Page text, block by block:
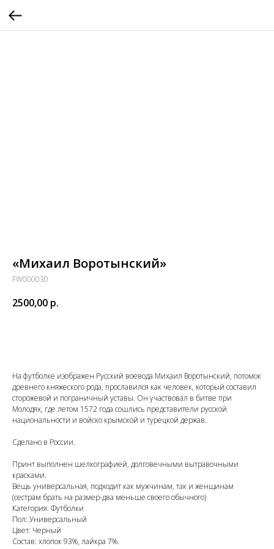
«Михаил Воротынский»
FW000030
2500,00 р.
На футболке изображен Русский воевода Михаил Воротынский, потомок
древнего княжеского рода, прославился как человек, который составил
сторожевой и пограничный уставы. Он участвовал в битве при
Молодях, где летом 1572 года сошлись представители русской
национальности и войско крымской и турецкой держав.
Сделано в России.
Принт выполнен шелкографией, долговечными вытравочными
красками.
Вещь универсальная, подходит как мужчинам, так и женщинам
(сестрам брать на размер-два меньше своего обычного)
Категория: Футболки
Пол: Универсальный
Цвет: Черный
Состав: хлопок 93%, лайкра 7%.